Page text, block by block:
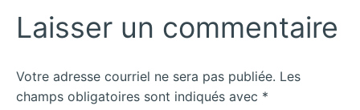
Laisser un commentaire
Votre adresse courriel ne sera pas publiée. Les
champs obligatoires sont indiqués avec *